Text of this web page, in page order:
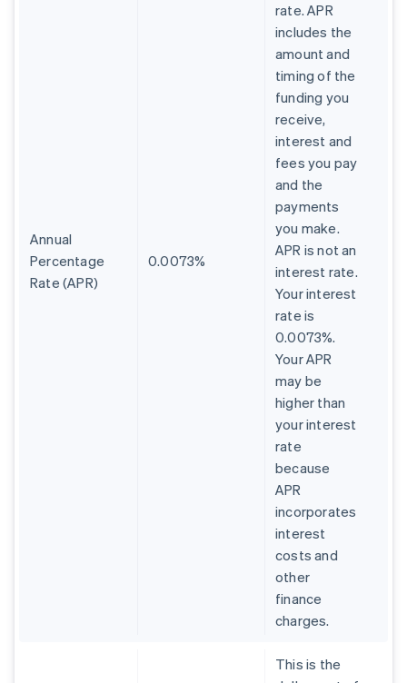
Annual
Percentage
Rate (APR)
0.0073%
rate. APR
includes the
amount and
timing of the
funding you
receive,
interest and
fees you pay
and the
payments
you make.
APR is not an
interest rate.
Your interest
rate is
0.0073%.
Your APR
may be
higher than
your interest
rate
because
APR
incorporates
interest
costs and
other
finance
charges.
This is the